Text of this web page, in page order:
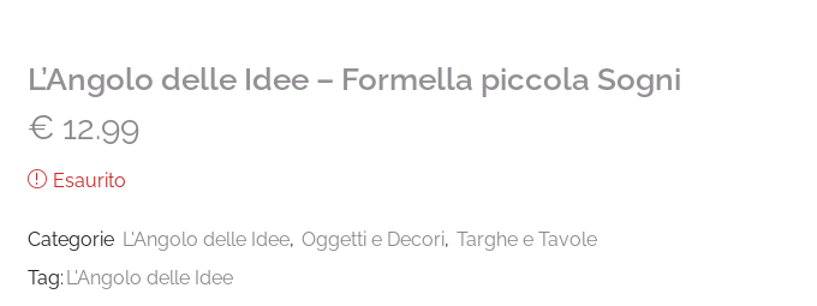
L’Angolo delle Idee – Formella piccola Sogni
€ 12.99
Esaurito
Categorie L'Angolo delle Idee, Oggetti e Decori, Targhe e Tavole
Tag: L'Angolo delle Idee